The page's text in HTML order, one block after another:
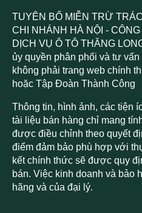
TUYÊN BỐ MIỄN TRỪ
CHI NHÁNH HÀ NỘI -
DỊCH VỤ Ô TÔ THĂNG
ủy quyền phân phối và tư
không phải trang web chính
hoặc Tập Đoàn Thành Công
Thông tin, hình ảnh, các tiện
tài liệu bán hàng chỉ mang
được điều chỉnh theo quyết
điểm đảm bảo phù hợp với
kết chính thức sẽ được quy
bán. Việc kinh doanh và bảo
hãng và của đại lý.